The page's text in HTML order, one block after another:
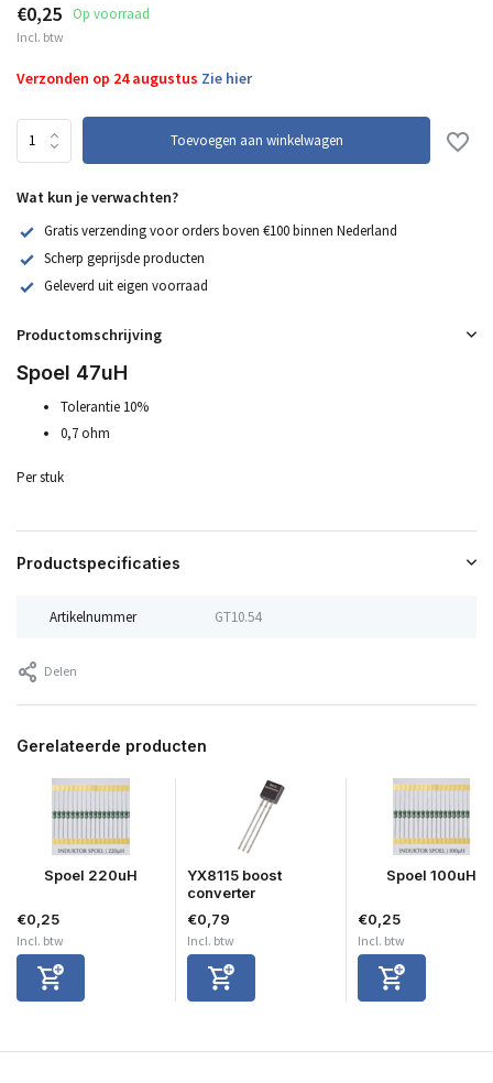
€0,25 Op voorraad
Incl. btw
Verzonden op 24 augustus Zie hier
Toevoegen aan winkelwagen
Wat kun je verwachten?
Gratis verzending voor orders boven €100 binnen Nederland
Scherp geprijsde producten
Geleverd uit eigen voorraad
Productomschrijving
Spoel 47uH
Tolerantie 10%
0,7 ohm
Per stuk
Productspecificaties
Artikelnummer GT10.54
Delen
Gerelateerde producten
Spoel 220uH
€0,25
Incl. btw
YX8115 boost
converter
€0,79
Incl. btw
Spoel 100uH
€0,25
Incl. btw